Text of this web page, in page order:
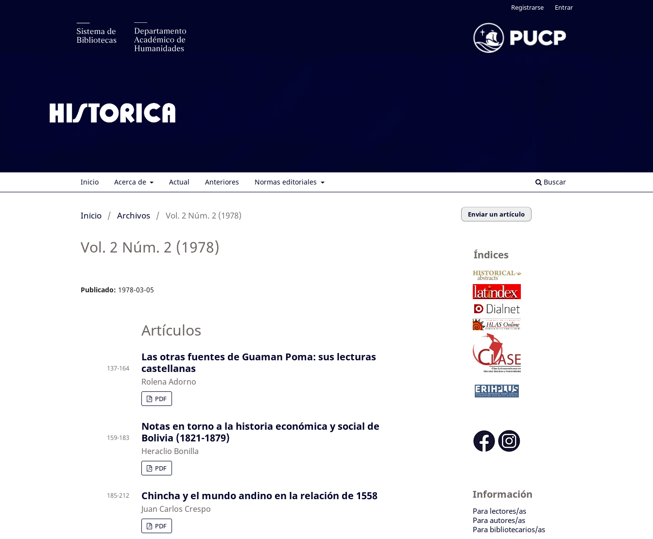
Inicio Acerca de Actual Anteriores Normas editoriales Buscar
Registrarse Entrar
Inicio / Archivos / Vol. 2 Núm. 2 (1978)
Vol. 2 Núm. 2 (1978)
Publicado: 1978-03-05
Artículos
Las otras fuentes de Guaman Poma: sus lecturas
castellanas
Rolena Adorno
137-164
PDF
Notas en torno a la historia económica y social de
Bolivia (1821-1879)
Heraclio Bonilla
159-183
PDF
Chincha y el mundo andino en la relación de 1558
Juan Carlos Crespo
185-212
PDF
Enviar un artículo
Información
Para lectores/as
Para autores/as
Para bibliotecarios/as